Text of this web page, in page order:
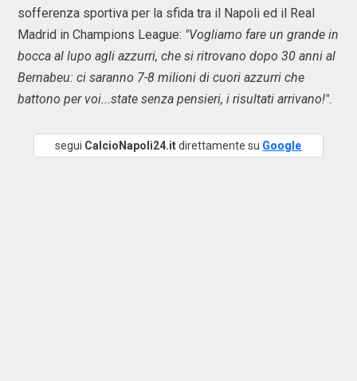
sofferenza sportiva per la sfida tra il Napoli ed il Real
Madrid in Champions League: "Vogliamo fare un grande in
bocca al lupo agli azzurri, che si ritrovano dopo 30 anni al
Bernabeu: ci saranno 7-8 milioni di cuori azzurri che
battono per voi...state senza pensieri, i risultati arrivano!".
segui CalcioNapoli24.itdirettamente su Google